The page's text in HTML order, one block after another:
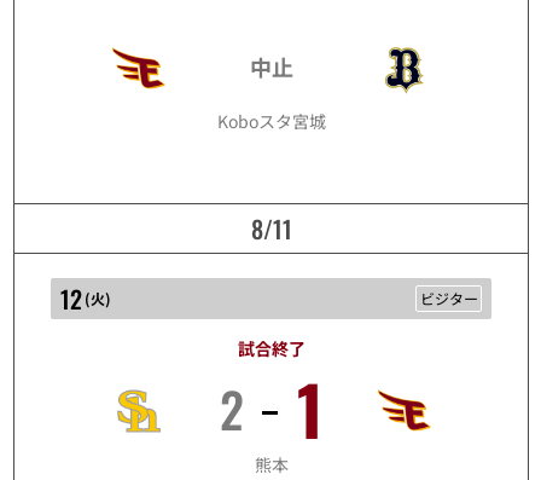
8/10
中止
Koboスタ宮城
8/11
8/12
12(火) ビジター
試合終了
2 1
熊本